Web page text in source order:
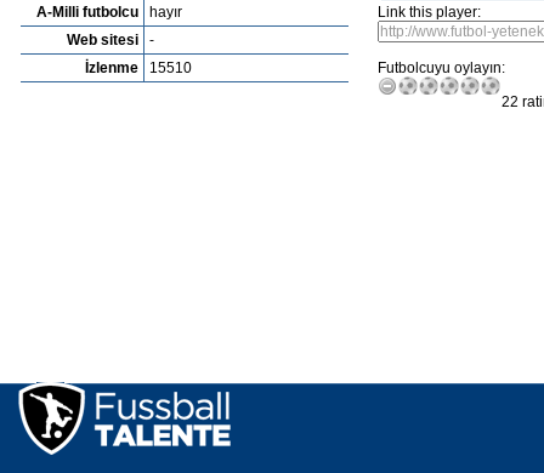
A-Milli futbolcu
hayır
Web sitesi
-
İzlenme
15510
Link this player:
Futbolcuyu oylayın:
22